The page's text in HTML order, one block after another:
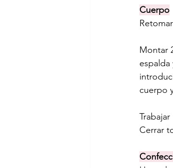
Cuerpo
Montar
espalda
cuerpo
Cerrar